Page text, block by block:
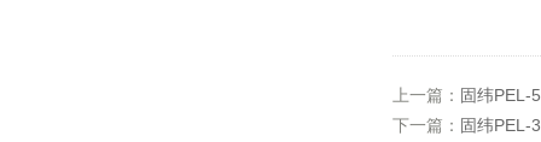
上一篇： 固纬PEL-
下一篇： 固纬PEL-